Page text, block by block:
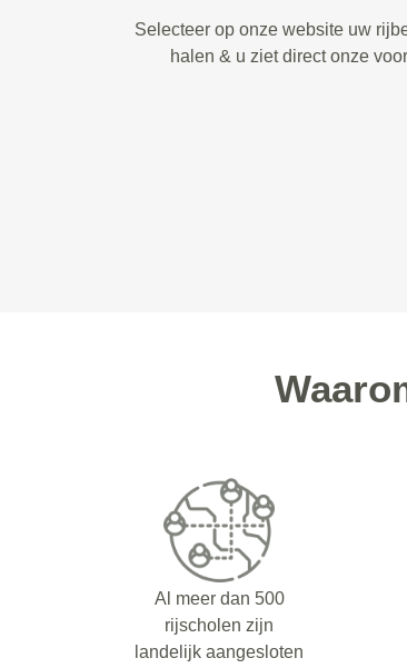
Selecteer op onze website uw
halen & u ziet direct onze
Al meer dan 500
rijscholen zijn
landelijk aangesloten